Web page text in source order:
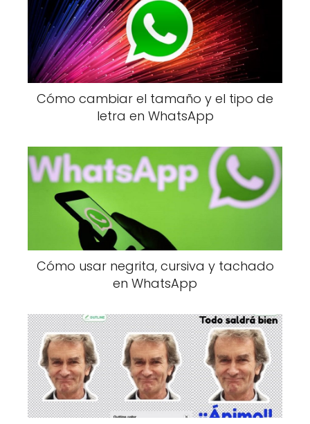
Cómo cambiar el tamaño y el tipo de
letra en WhatsApp
Cómo usar negrita, cursiva y tachado
en WhatsApp